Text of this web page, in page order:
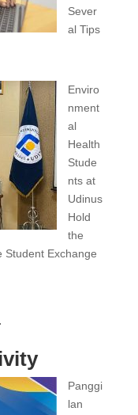
Sever
al Tips
Enviro
nment
al
Health
Stude
nts at
Udinus
Hold
the
Student Exchange
Panggi
lan